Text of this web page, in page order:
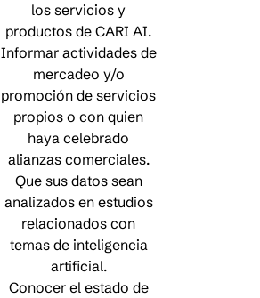
los servicios y
productos de CARI AI.
Informar actividades de
mercadeo y/o
promoción de servicios
propios o con quien
haya celebrado
alianzas comerciales.
Que sus datos sean
analizados en estudios
relacionados con
temas de inteligencia
artificial.
Conocer el estado de